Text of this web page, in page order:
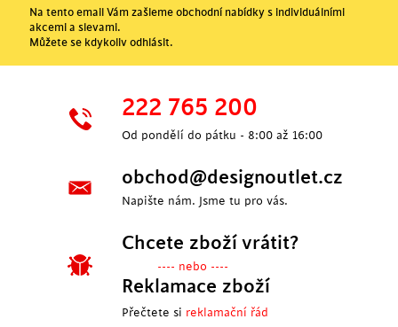
Na tento email Vám zašleme obchodní nabídky s individuálními
akcemi a slevami.
Můžete se kdykoliv odhlásit.
222 765 200
Od pondělí do pátku - 8:00 až 16:00
obchod@designoutlet.cz
Napište nám. Jsme tu pro vás.
Chcete zboží vrátit?
---- nebo ----
Reklamace zboží
Přečtete si reklamační řád